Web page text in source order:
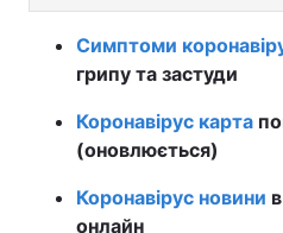
Симптоми
грипу та застуди
Коронавірус карта
(оновлюється)
Коронавірус новини
онлайн